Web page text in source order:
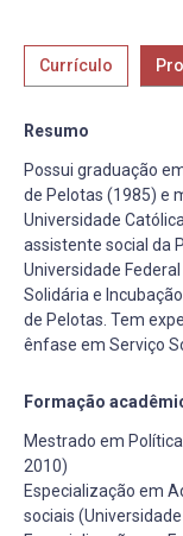
Currículo
Resumo
Possui graduação
de Pelotas (1985) e
Universidade
assistente social da
Universidade
Solidária e
de Pelotas. Tem
ênfase em Serviço
Formação
Mestrado em
2010)
Especialização em
sociais